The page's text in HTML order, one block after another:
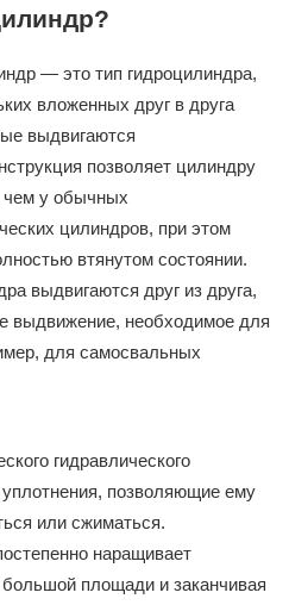
— это тип гидроцилиндра,
вложенных друг в друга
выдвигаются
позволяет цилиндру
чем у обычных
цилиндров, при этом
втянутом состоянии.
выдвигаются друг из друга,
выдвижение, необходимое для
для самосвальных
гидравлического
позволяющие ему
или сжиматься.
наращивает
площади и заканчивая